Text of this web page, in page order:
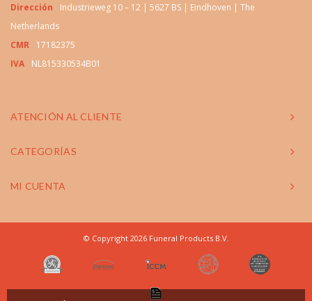
Dirección
Industrieweg 10 – 12 | 5627 BS | Eindhoven | The
Netherlands
CMR
17182375
IVA
NL815330534B01
ATENCIÓN AL CLIENTE
CATEGORÍAS
MI CUENTA
© Copyright 2026 Funeral Products B.V.